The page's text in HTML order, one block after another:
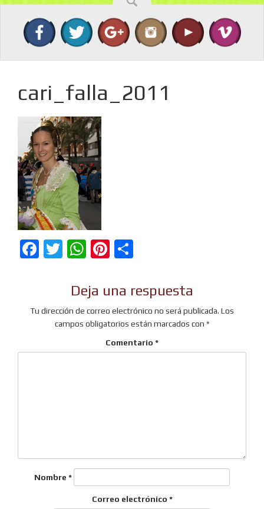
cari_falla_2011
Facebook
Twitter
WhatsApp
Pinterest
Deja una respuesta
Tu dirección de correo electrónico no será publicada. Los
campos obligatorios están marcados con *
Comentario *
Nombre *
Correo electrónico *